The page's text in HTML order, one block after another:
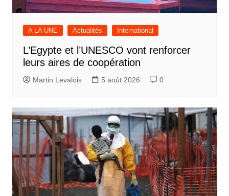
A LA UNE Actualités International
L’Egypte et l’UNESCO vont renforcer
leurs aires de coopération
Martin Levalois 5 août 2026 0